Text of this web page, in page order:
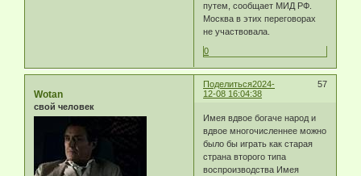
путем, сообщает МИД РФ.
Москва в этих переговорах
не участвовала.
0
Поделиться 57
2024-
12-08 16:04:38
Wotan
свой человек
Имея вдвое богаче народ и
вдвое многочисленнее можно
было бы играть как старая
страна второго типа
воспроизводства Имея